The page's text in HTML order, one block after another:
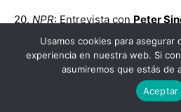
20. NPR: Entrevista con Peter
21. Entrevistas aPeter Singer
Su aparición más destacada
contratistas militares fue
Usamos cookies para asegurar
experiencia en nuestra web. Si
asumiremos que estás de
Aceptar